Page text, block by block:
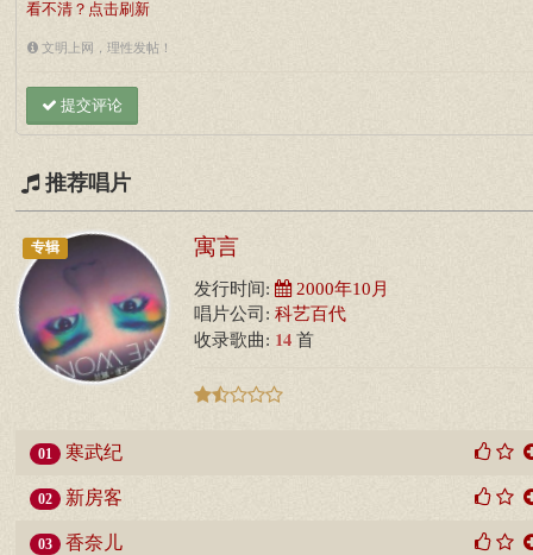
看不清？点击刷新
文明上网，理性发帖！
提交评论
推荐唱片
专辑 寓言
发行时间: 2000年10月
唱片公司: 科艺百代
收录歌曲: 14 首
01 寒武纪
02 新房客
03 香奈儿